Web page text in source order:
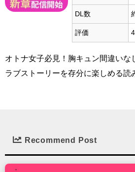
DL数
評価
オトナ女子必見！胸キュン間違いな
ラブストーリーを存分に楽しめる
Recommend Post